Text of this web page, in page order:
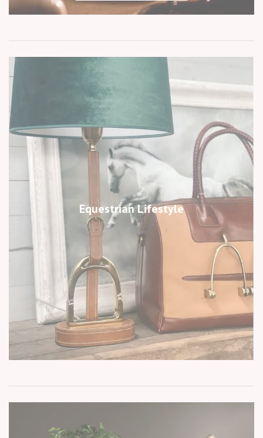
Equestrian Lifestyle